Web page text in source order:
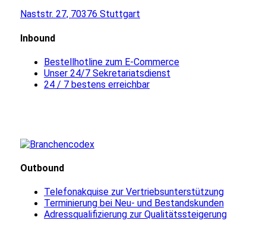
Naststr. 27, 70376 Stuttgart
Inbound
Bestellhotline zum E-Commerce
Unser 24/7 Sekretariatsdienst
24 / 7 bestens erreichbar
Outbound
Telefonakquise zur Vertriebsunterstützung
Terminierung bei Neu- und Bestandskunden
Adressqualifizierung zur Qualitätssteigerung